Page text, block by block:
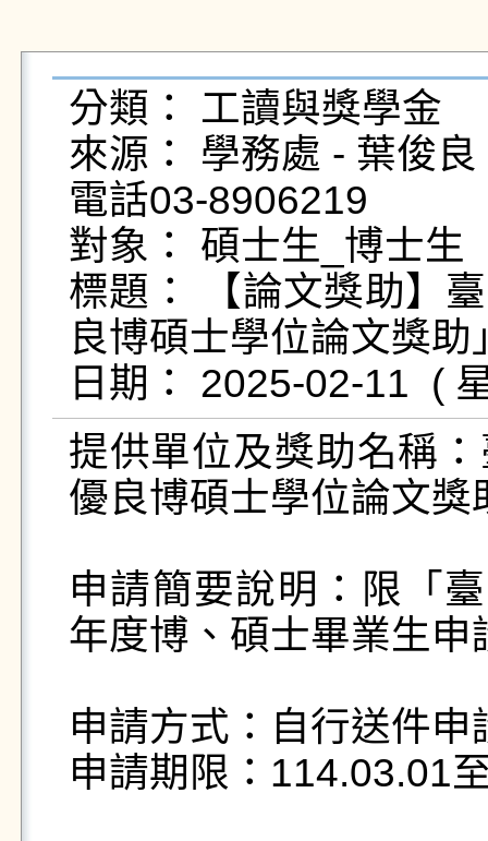
分類： 工讀與獎學金
來源： 學務處 - 葉俊
電話03-8906219
對象： 碩士生_博士生
標題： 【論文獎助】
良博碩士學位論文獎助
提供單位及獎助名稱
優良博碩士學位論文獎
申請簡要說明：限「
年度博、碩士畢業生申
申請方式：自行送件申
申請期限：114.03.01